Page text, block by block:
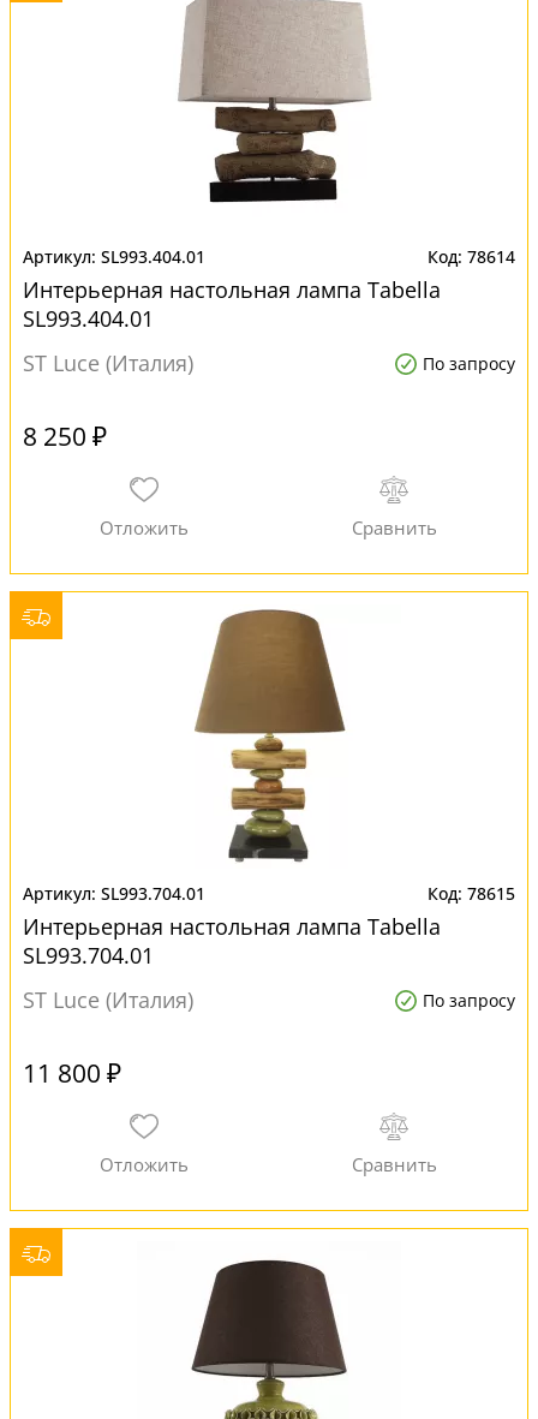
SL993.404.01 78614
Интерьерная настольная лампа Tabella
SL993.404.01
ST Luce (Италия)
По запросу
8 250 ₽
SL993.704.01 78615
Интерьерная настольная лампа Tabella
SL993.704.01
ST Luce (Италия)
По запросу
11 800 ₽